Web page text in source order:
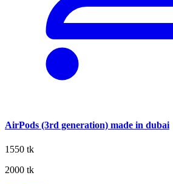
AirPods (3rd generation) made in dubai
1550 tk
2000 tk